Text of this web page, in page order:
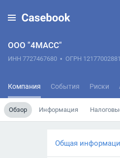
ООО "4МАСС"
ИНН 7727467680 • ОГРН
Компания События Риски
Обзор Информация
Общая